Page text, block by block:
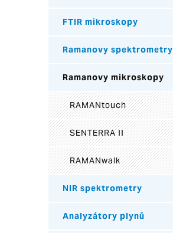
FTIR mikroskopy
Ramanovy spektrometry
Ramanovy mikroskopy
RAMANtouch
SENTERRA II
RAMANwalk
NIR spektrometry
Analyzátory plynů